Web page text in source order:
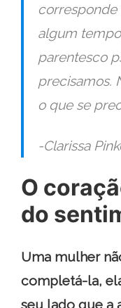
algum
parentesco
precisamos.
o que se
-Clarissa
O
do
Uma mulher
completá-la,
seu lado que a